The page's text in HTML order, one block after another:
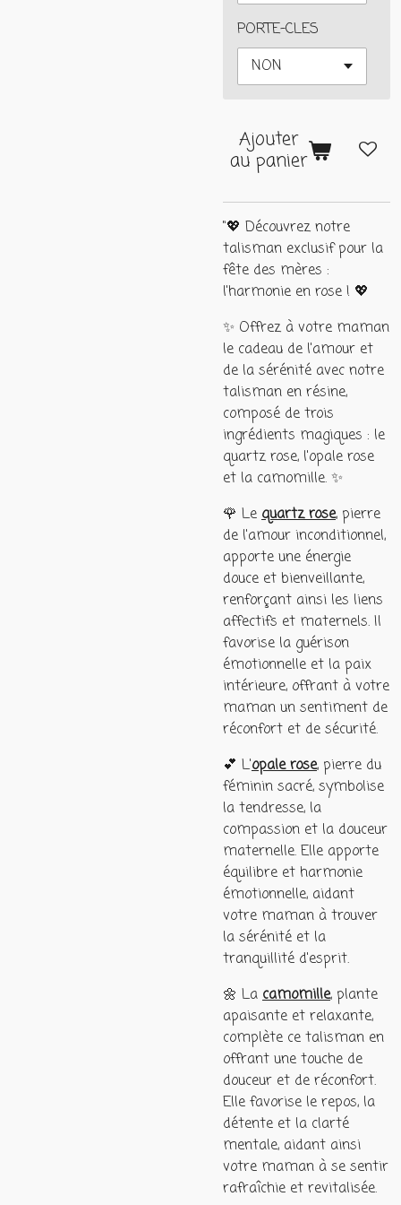
PORTE-CLES
Ajouter
au panier
"💖 Découvrez notre
talisman exclusif pour la
fête des mères :
l'harmonie en rose ! 💖
✨ Offrez à votre maman
le cadeau de l'amour et
de la sérénité avec notre
talisman en résine,
composé de trois
ingrédients magiques : le
quartz rose, l'opale rose
et la camomille. ✨
🌹 Le quartz rose, pierre
de l'amour inconditionnel,
apporte une énergie
douce et bienveillante,
renforçant ainsi les liens
affectifs et maternels. Il
favorise la guérison
émotionnelle et la paix
intérieure, offrant à votre
maman un sentiment de
réconfort et de sécurité.
💕 L'opale rose, pierre du
féminin sacré, symbolise
la tendresse, la
compassion et la douceur
maternelle. Elle apporte
équilibre et harmonie
émotionnelle, aidant
votre maman à trouver
la sérénité et la
tranquillité d'esprit.
🌼 La camomille, plante
apaisante et relaxante,
complète ce talisman en
offrant une touche de
douceur et de réconfort.
Elle favorise le repos, la
détente et la clarté
mentale, aidant ainsi
votre maman à se sentir
rafraîchie et revitalisée.